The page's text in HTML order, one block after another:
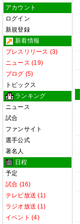
アカウント
ログイン
新規登録
新着情報
プレスリリース (3)
ニュース (19)
ブログ (5)
トピックス
ランキング
ニュース
試合
ファンサイト
選手公式
著名人
日程
予定
試合 (16)
テレビ放送 (1)
ラジオ放送 (1)
イベント (4)